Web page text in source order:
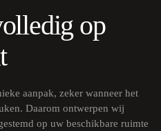
op
aanpak, zeker wanneer het
Daarom ontwerpen wij
op uw beschikbare ruimte